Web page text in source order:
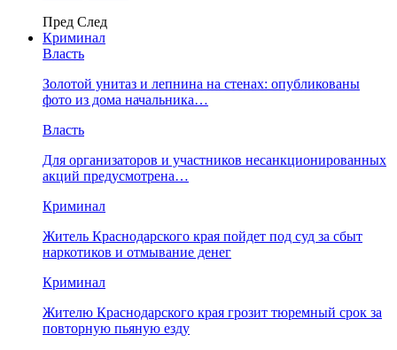
Пред След
Криминал
Власть
​Золотой унитаз и лепнина на стенах: опубликованы
фото из дома начальника…
Власть
Для организаторов и участников несанкционированных
акций предусмотрена…
Криминал
Житель Краснодарского края пойдет под суд за сбыт
наркотиков и отмывание денег
Криминал
Жителю Краснодарского края грозит тюремный срок за
повторную пьяную езду